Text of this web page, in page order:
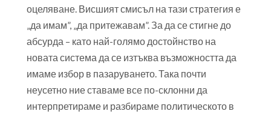
оцеляване. Висшият смисъл на тази стратегия е
„да имам”, „да притежавам”. За да се стигне до
абсурда – като най-голямо достойнство на
новата система да се изтъква възможността да
имаме избор в пазаруването. Така почти
неусетно ние ставаме все по-склонни да
интерпретираме и разбираме политическото в